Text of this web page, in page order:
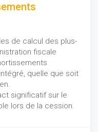
de calcul des plus-
fiscale
quelle que soit
significatif sur le
lors de la cession.